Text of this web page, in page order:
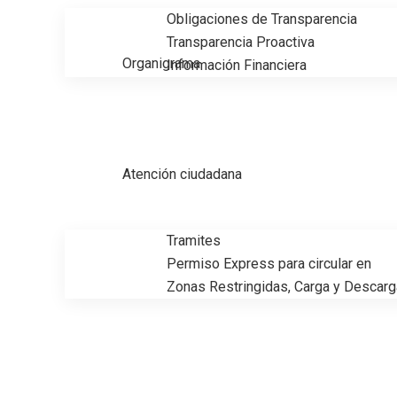
Obligaciones de Transparencia
Transparencia Proactiva
Información Financiera
Organigrama
Atención ciudadana
Tramites
Permiso Express para circular en
Zonas Restringidas, Carga y